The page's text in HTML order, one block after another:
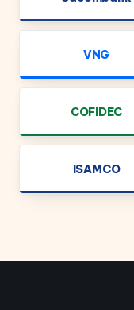
VNG
COFIDEC
ISAMCO